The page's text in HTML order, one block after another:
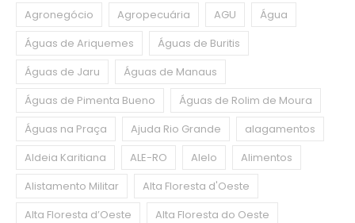
Agronegócio
Agropecuária AGU
Água
Águas de Ariquemes
Águas de Buritis
Águas de Jaru
Águas de Manaus
Águas de Pimenta Bueno
Águas de Rolim de Moura
Águas na Praça
Ajuda Rio Grande
alagamentos
Aldeia Karitiana
ALE-RO Alelo
Alimentos
Alistamento Militar
Alta Floresta d'Oeste
Alta Floresta d’Oeste
Alta Floresta do Oeste